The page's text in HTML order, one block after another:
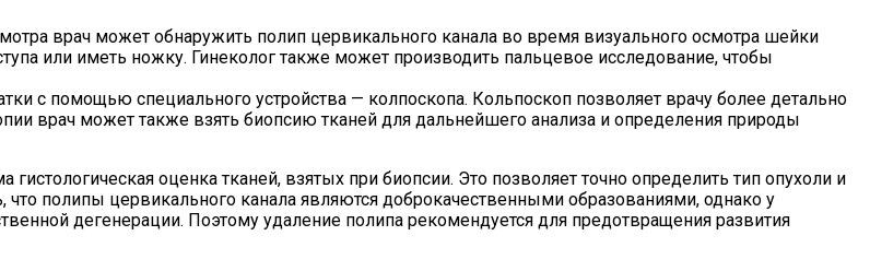
врач может обнаружить полип цервикального канала во время визуального осмотра шейки
или иметь ножку. Гинеколог также может производить пальцевое исследование, чтобы
с помощью специального устройства — колпоскопа. Кольпоскоп позволяет врачу более детально
врач может также взять биопсию тканей для дальнейшего анализа и определения природы
оценка тканей, взятых при биопсии. Это позволяет точно определить тип опухоли и
полипы цервикального канала являются доброкачественными образованиями, однако у
дегенерации. Поэтому удаление полипа рекомендуется для предотвращения развития